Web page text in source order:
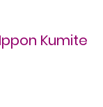
Kumite